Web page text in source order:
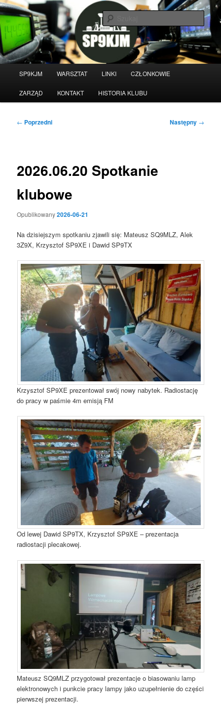
Przeskocz
do
tekstu
Witamy na stronie klubu
krótkofalarskiego SP9KJM
SP9KJM WARSZTAT LINKI CZŁONKOWIE
ZARZĄD KONTAKT HISTORIA KLUBU
Nawigacja
← Poprzedni Następny →
2026.06.20 Spotkanie
klubowe
Opublikowany2026-06-21
Na dzisiejszym spotkaniu zjawili się: Mateusz SQ9MLZ, Alek
3Z9X, Krzysztof SP9XE i Dawid SP9TX
Krzysztof SP9XE prezentował swój nowy nabytek. Radiostację
do pracy w paśmie 4m emisją FM
Od lewej Dawid SP9TX, Krzysztof SP9XE – prezentacja
radiostacji plecakowej.
Mateusz SQ9MLZ przygotował prezentacje o biasowaniu lamp
elektronowych i punkcie pracy lampy jako uzupełnienie do części
pierwszej prezentacji.